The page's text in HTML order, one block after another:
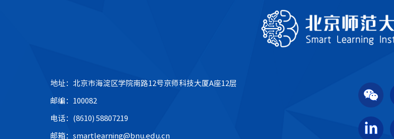
地址：北京市海淀区学院南路12号京师科技大厦A座12层
邮编：100082
电话：(8610) 58807219
邮箱：smartlearning@bnu.edu.cn